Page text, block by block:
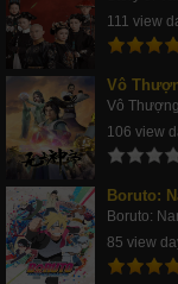
111 view
Vô
Vô
106 view
Boruto:
Boruto:
85 view